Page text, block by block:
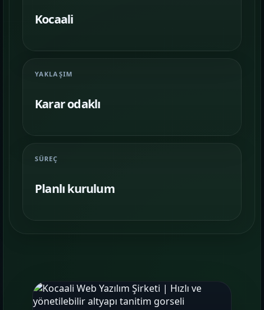
06
Kocaali
YAKLAŞIM
Karar odaklı
SÜREÇ
Planlı kurulum